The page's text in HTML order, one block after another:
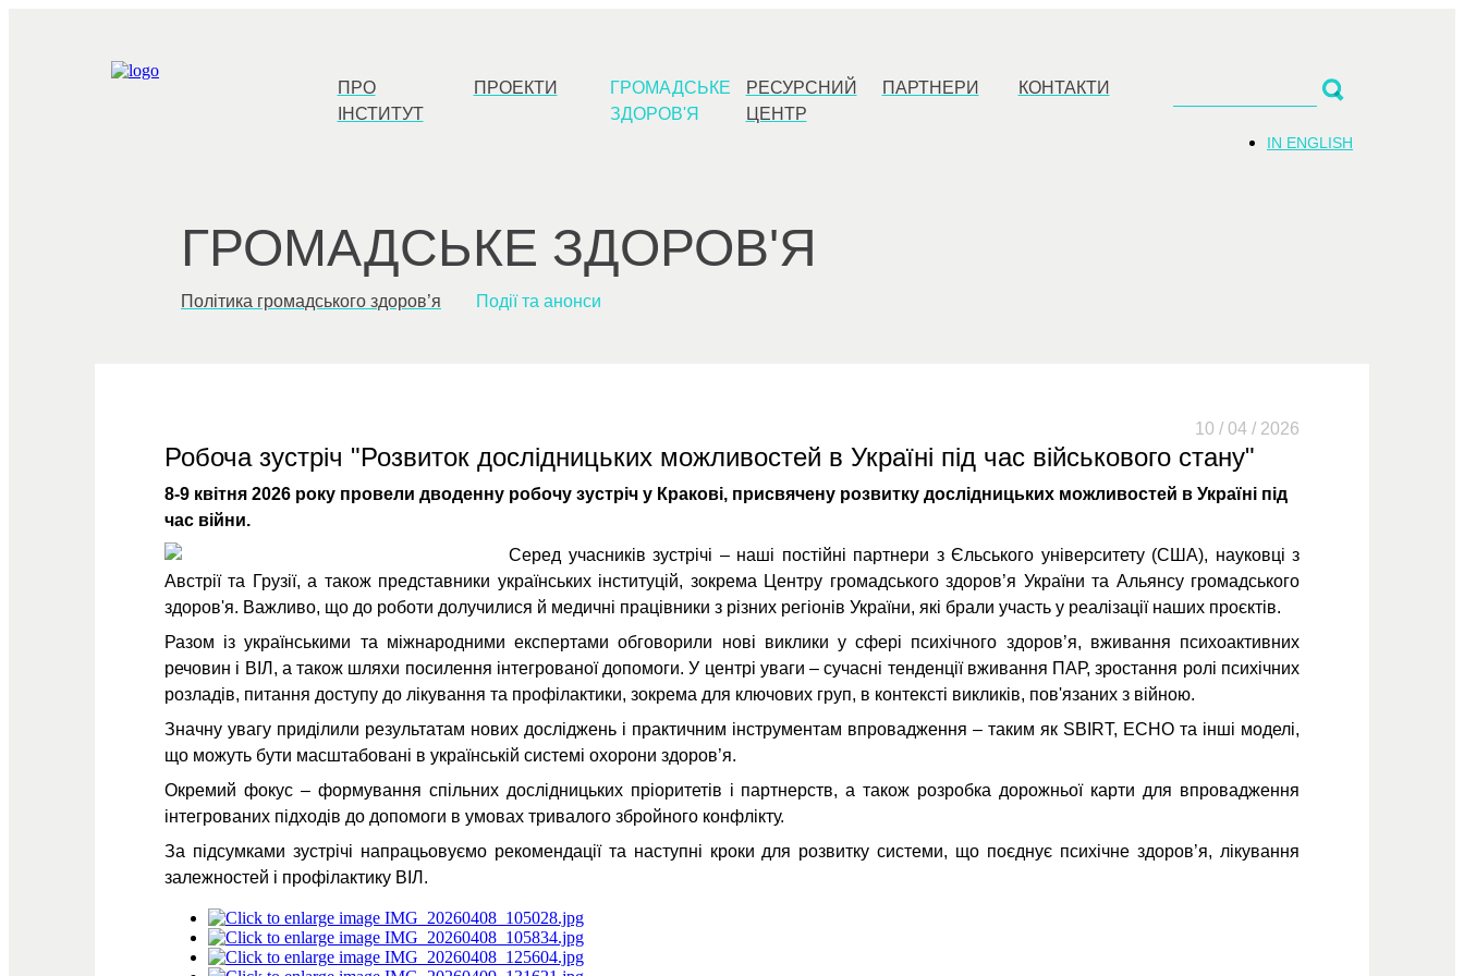
ПРО
ІНСТИТУТ
ПРОЕКТИ
ГРОМАДСЬКЕ
ЗДОРОВ'Я
РЕСУРСНИЙ
ЦЕНТР
ПАРТНЕРИ КОНТАКТИ
IN ENGLISH
ГРОМАДСЬКЕ ЗДОРОВ'Я
Політика громадського здоров’я Події та анонси
10 / 04 / 2026
Робоча зустріч "Розвиток дослідницьких можливостей в Україні під час військового стану"
8-9 квітня 2026 року провели дводенну робочу зустріч у Кракові, присвячену розвитку дослідницьких можливостей в Україні під
час війни.
Серед учасників зустрічі – наші постійні партнери з Єльського університету (США), науковці з
Австрії та Грузії, а також представники українських інституцій, зокрема Центру громадського здоров’я України та Альянсу громадського
здоров'я. Важливо, що до роботи долучилися й медичні працівники з різних регіонів України, які брали участь у реалізації наших проєктів.
Разом із українськими та міжнародними експертами обговорили нові виклики у сфері психічного здоров’я, вживання психоактивних
речовин і ВІЛ, а також шляхи посилення інтегрованої допомоги. У центрі уваги – сучасні тенденції вживання ПАР, зростання ролі психічних
розладів, питання доступу до лікування та профілактики, зокрема для ключових груп, в контексті викликів, пов'язаних з війною.
Значну увагу приділили результатам нових досліджень і практичним інструментам впровадження – таким як SBIRT, ECHO та інші моделі,
що можуть бути масштабовані в українській системі охорони здоров’я.
Окремий фокус – формування спільних дослідницьких пріоритетів і партнерств, а також розробка дорожньої карти для впровадження
інтегрованих підходів до допомоги в умовах тривалого збройного конфлікту.
За підсумками зустрічі напрацьовуємо рекомендації та наступні кроки для розвитку системи, що поєднує психічне здоров’я, лікування
залежностей і профілактику ВІЛ.